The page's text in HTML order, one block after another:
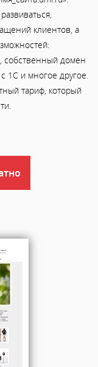
клиентов, а
собственный домен
1С и многое другое.
тариф, который